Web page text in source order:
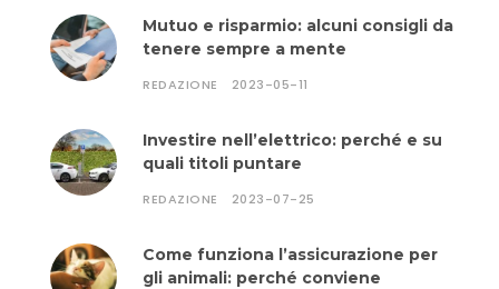
Mutuo e risparmio: alcuni consigli da
tenere sempre a mente
REDAZIONE 2023-05-11
Investire nell’elettrico: perché e su
quali titoli puntare
REDAZIONE 2023-07-25
Come funziona l’assicurazione per
gli animali: perché conviene